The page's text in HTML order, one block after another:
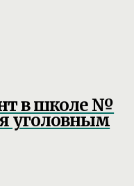
в школе №
уголовным